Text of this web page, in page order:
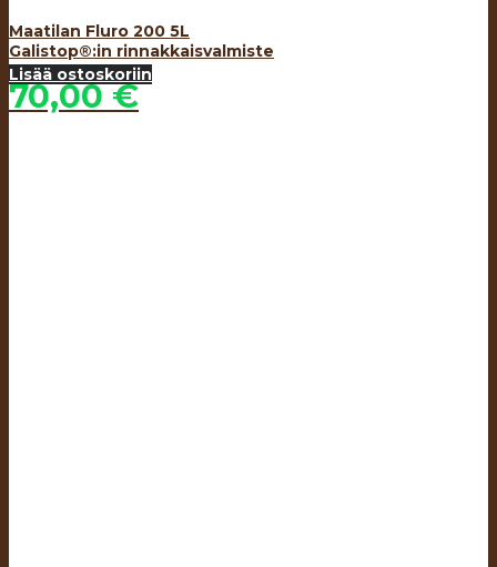
Lisää ostoskoriin
Maatilan Fluro 200 5L
Galistop®:in rinnakkaisvalmiste
70,00€